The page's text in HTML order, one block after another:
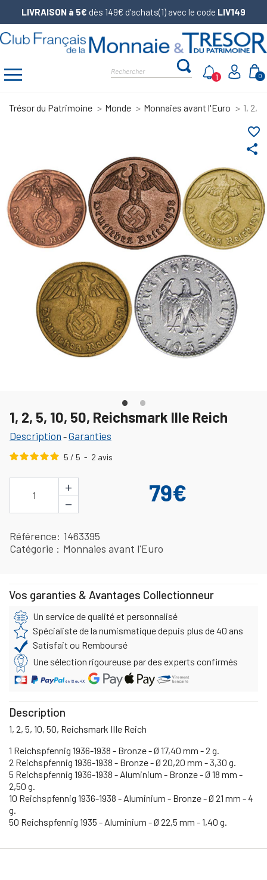
LIVRAISON à 5€ dès 149€ d’achats(1) avec le code LIV149
0
1
Trésor du Patrimoine Monde Monnaies avant l'Euro 1, 2,
share
favorite_border
1, 2, 5, 10, 50, Reichsmark IIIe Reich
Description -Garanties
5 / 5 - 2 avis
1
+
−
79€
Référence 1463395
Catégorie
Monnaies avant l'Euro
Vos garanties & Avantages Collectionneur
Un service de qualité et personnalisé
Spécialiste de la numismatique depuis plus de 40 ans
Satisfait ou Remboursé
Une sélection rigoureuse par des experts confirmés
Description
1, 2, 5, 10, 50, Reichsmark IIIe Reich
1 Reichspfennig 1936-1938 - Bronze - Ø 17,40 mm - 2 g.
2 Reichspfennig 1936-1938 - Bronze - Ø 20,20 mm - 3,30 g.
5 Reichspfennig 1936-1938 - Aluminium - Bronze - Ø 18 mm -
2,50 g.
10 Reichspfennig 1936-1938 - Aluminium - Bronze - Ø 21 mm - 4
g.
50 Reichspfennig 1935 - Aluminium - Ø 22,5 mm - 1,40 g.